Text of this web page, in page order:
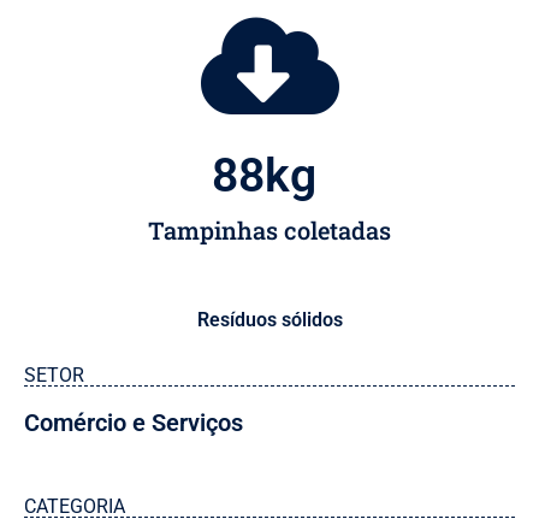
Tampinhas coletadas
88kg
Resíduos sólidos
SETOR
Comércio e Serviços
CATEGORIA